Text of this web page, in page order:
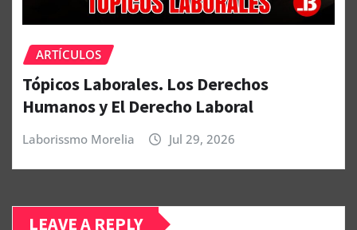
ARTÍCULOS
Tópicos Laborales. Los Derechos
Humanos y El Derecho Laboral
Laborissmo Morelia Jul 29, 2026
LEAVE A REPLY